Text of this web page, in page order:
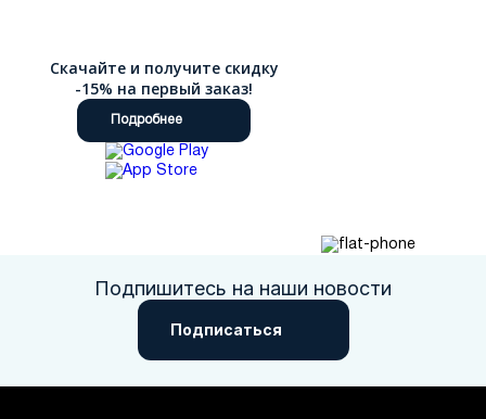
Скачайте и получите скидку
-15% на первый заказ!
Подробнее
Подпишитесь на наши новости
Подписаться